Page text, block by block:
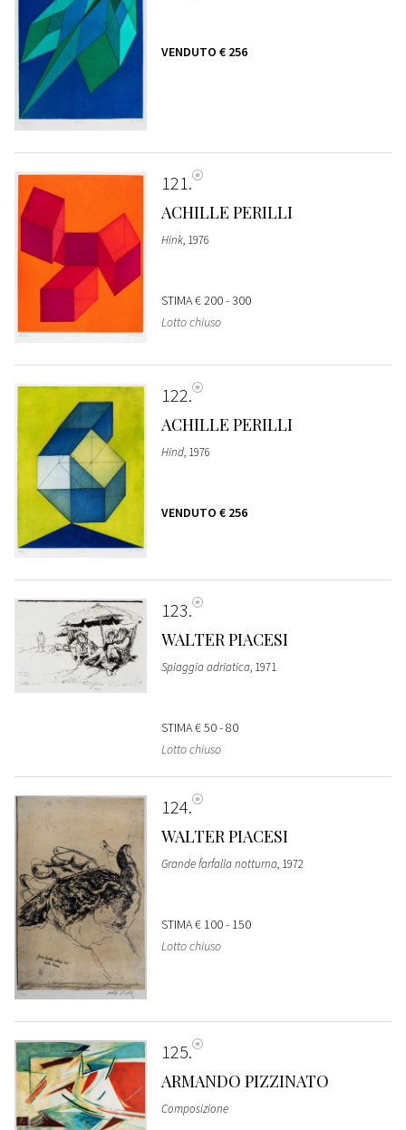
VENDUTO € 256
121
ACHILLE PERILLI
Hink, 1976
STIMA€ 200 - 300
Lotto chiuso
122
ACHILLE PERILLI
Hind, 1976
VENDUTO € 256
123
WALTER PIACESI
Spiaggia adriatica, 1971
STIMA€ 50 - 80
Lotto chiuso
124
WALTER PIACESI
Grande farfalla notturna, 1972
STIMA€ 100 - 150
Lotto chiuso
125
ARMANDO PIZZINATO
Composizione